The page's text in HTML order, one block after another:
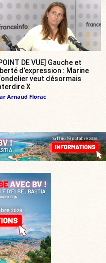
DE VUE] Gauche et
d’expression : Marine
veut désormais
X
Arnaud Florac